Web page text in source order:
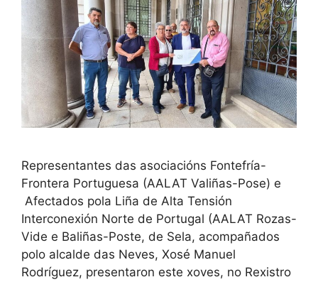
Representantes das asociacións Fontefría-
Frontera Portuguesa (AALAT Valiñas-Pose) e
Afectados pola Liña de Alta Tensión
Interconexión Norte de Portugal (AALAT Rozas-
Vide e Baliñas-Poste, de Sela, acompañados
polo alcalde das Neves, Xosé Manuel
Rodríguez, presentaron este xoves, no Rexistro